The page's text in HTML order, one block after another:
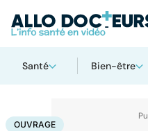
Santé Bien-être
AccueilSantéOuvrage
OUVRAGE